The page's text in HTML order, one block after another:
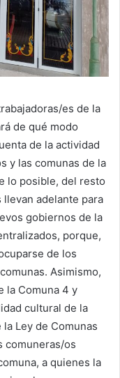
es de la
de qué modo
de la actividad
y las comunas de la
lo posible, del resto
adelante para
gobiernos de la
porque,
de los
Asimismo,
la Comuna 4 y
cultural de la
Ley de Comunas
comuneras/os
a quienes la